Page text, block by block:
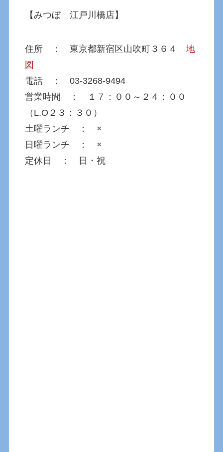
【みつぼ 江戸川橋店】
住所 ： 東京都新宿区山吹町３６４地
図
電話 ： 03-3268-9494
営業時間 ： １７：００～２４：００
（L.O２３：３０）
土曜ランチ ： ×
日曜ランチ ： ×
定休日 ： 日・祝